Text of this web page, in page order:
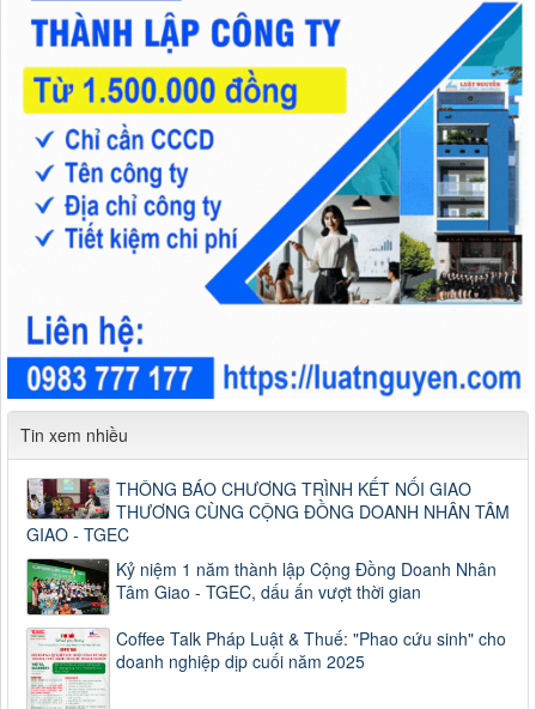
Tin xem nhiều
THÔNG BÁO CHƯƠNG TRÌNH KẾT NỐI GIAO
THƯƠNG CÙNG CỘNG ĐỒNG DOANH NHÂN TÂM
GIAO - TGEC
Kỷ niệm 1 năm thành lập Cộng Đồng Doanh Nhân
Tâm Giao - TGEC, dấu ấn vượt thời gian
Coffee Talk Pháp Luật & Thuế: "Phao cứu sinh" cho
doanh nghiệp dịp cuối năm 2025